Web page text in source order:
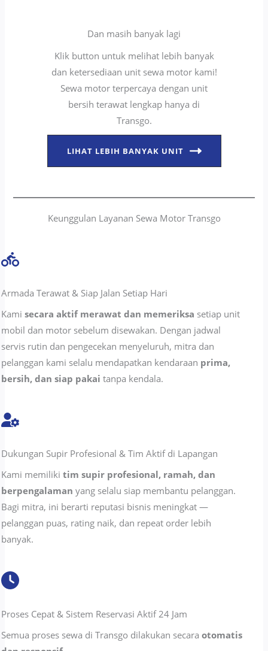
Dan masih banyak lagi
Klik button untuk melihat lebih banyak
dan ketersediaan unit sewa motor kami!
Sewa motor terpercaya dengan unit
bersih terawat lengkap hanya di
Transgo.
LIHAT LEBIH BANYAK UNIT
Keunggulan Layanan Sewa Motor Transgo
Armada Terawat & Siap Jalan Setiap Hari
Kamisecara aktif merawat dan memeriksa setiap unit
mobil dan motor sebelum disewakan. Dengan jadwal
servis rutin dan pengecekan menyeluruh, mitra dan
pelanggan kami selalu mendapatkan kendaraan prima,
bersih, dan siap pakai tanpa kendala.
Dukungan Supir Profesional & Tim Aktif di Lapangan
Kami memilikitim supir profesional, ramah, dan
berpengalaman yang selalu siap membantu pelanggan.
Bagi mitra, ini berarti reputasi bisnis meningkat —
pelanggan puas, rating naik, dan repeat order lebih
banyak.
Proses Cepat & Sistem Reservasi Aktif 24 Jam
Semua proses sewa di Transgo dilakukan secaraotomatis